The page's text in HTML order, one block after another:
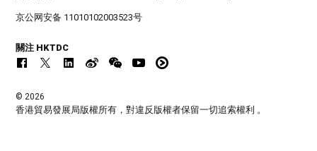
京公网安备 11010102003523号
關注 HKTDC
© 2026
香港貿易發展局版權所有，對違反版權者保留一切追索權利 。